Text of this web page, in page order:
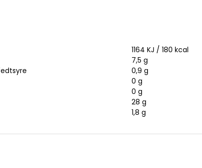
1164 KJ / 180 kcal
7,5 g
0,9 g
0 g
0 g
28 g
1,8 g